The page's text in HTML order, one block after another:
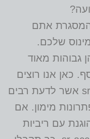
אתם
שלכם.
גבוהות מאוד
כאן אנו רוצים
להכיר לכם את חברת sr-accord אשר לדעת רבים
מימון. אם
עם ריביות